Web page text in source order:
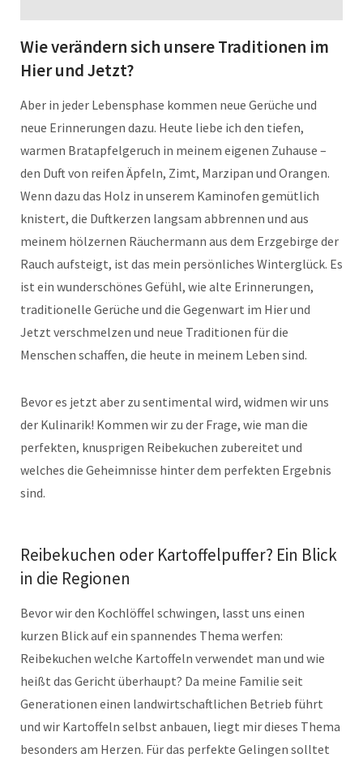
Wie verändern sich unsere Traditionen im
Hier und Jetzt?
Aber in jeder Lebensphase kommen neue Gerüche und
neue Erinnerungen dazu. Heute liebe ich den tiefen,
warmen Bratapfelgeruch in meinem eigenen Zuhause –
den Duft von reifen Äpfeln, Zimt, Marzipan und Orangen.
Wenn dazu das Holz in unserem Kaminofen gemütlich
knistert, die Duftkerzen langsam abbrennen und aus
meinem hölzernen Räuchermann aus dem Erzgebirge der
Rauch aufsteigt, ist das mein persönliches Winterglück. Es
ist ein wunderschönes Gefühl, wie alte Erinnerungen,
traditionelle Gerüche und die Gegenwart im Hier und
Jetzt verschmelzen und neue Traditionen für die
Menschen schaffen, die heute in meinem Leben sind.
Bevor es jetzt aber zu sentimental wird, widmen wir uns
der Kulinarik! Kommen wir zu der Frage, wie man die
perfekten, knusprigen Reibekuchen zubereitet und
welches die Geheimnisse hinter dem perfekten Ergebnis
sind.
Reibekuchen oder Kartoffelpuffer? Ein Blick
in die Regionen
Bevor wir den Kochlöffel schwingen, lasst uns einen
kurzen Blick auf ein spannendes Thema werfen:
Reibekuchen welche Kartoffeln verwendet man und wie
heißt das Gericht überhaupt? Da meine Familie seit
Generationen einen landwirtschaftlichen Betrieb führt
und wir Kartoffeln selbst anbauen, liegt mir dieses Thema
besonders am Herzen. Für das perfekte Gelingen solltet